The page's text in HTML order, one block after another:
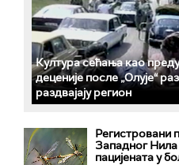
Култура сећања као
деценије после „Олује“
раздвајају регион
Регистровани
Западног Нила
пацијената у